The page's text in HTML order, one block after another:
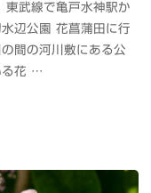
東武線で亀戸水神駅か
辺公園 花菖蒲田に行
間の河川敷にある公
る花 …